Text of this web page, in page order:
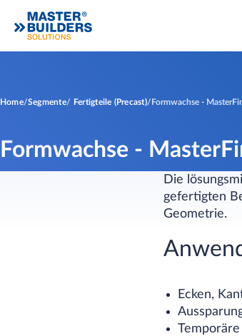
Home Segmente Fertigteile (Precast) Formwachse -
Formwachse -
Die
gefertigten
Geometrie.
Ecken,